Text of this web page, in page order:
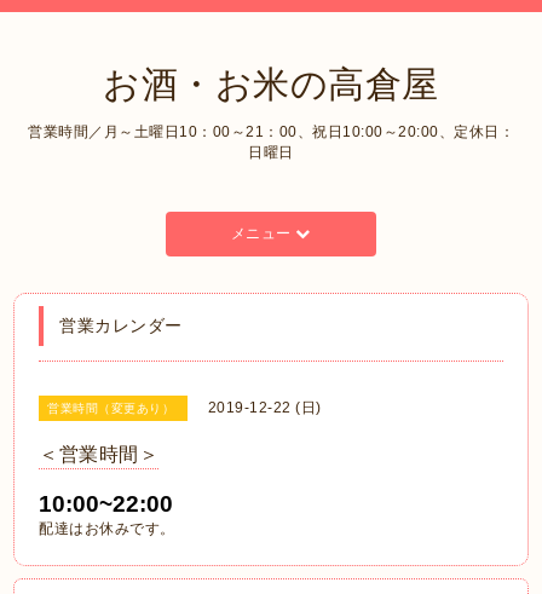
お酒・お米の高倉屋
営業時間／月～土曜日10：00～21：00、祝日10:00～20:00、定休日：
日曜日
メニュー
営業カレンダー
営業時間（変更あり） 2019-12-22 (日)
＜営業時間＞
10:00~22:00
配達はお休みです。